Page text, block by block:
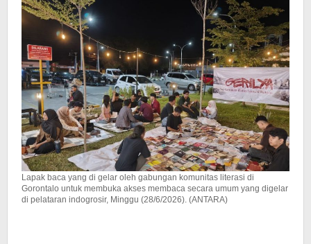
Lapak baca yang di gelar oleh gabungan komunitas literasi di
Gorontalo untuk membuka akses membaca secara umum yang digelar
di pelataran indogrosir, Minggu (28/6/2026). (ANTARA)